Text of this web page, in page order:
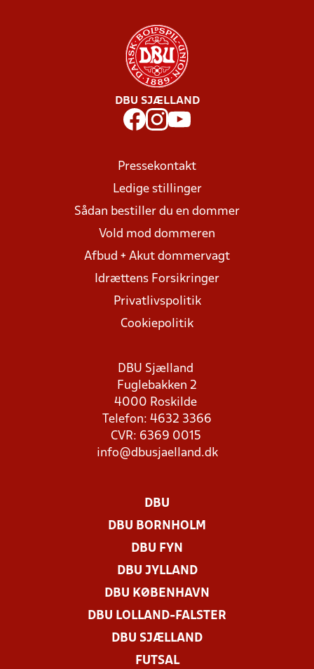
DBU SJÆLLAND
Pressekontakt
Ledige stillinger
Sådan bestiller du en dommer
Vold mod dommeren
Afbud + Akut dommervagt
Idrættens Forsikringer
Privatlivspolitik
Cookiepolitik
DBU Sjælland
Fuglebakken 2
4000 Roskilde
Telefon: 4632 3366
CVR: 6369 0015
info@dbusjaelland.dk
DBU
DBU BORNHOLM
DBU FYN
DBU JYLLAND
DBU KØBENHAVN
DBU LOLLAND-FALSTER
DBU SJÆLLAND
FUTSAL